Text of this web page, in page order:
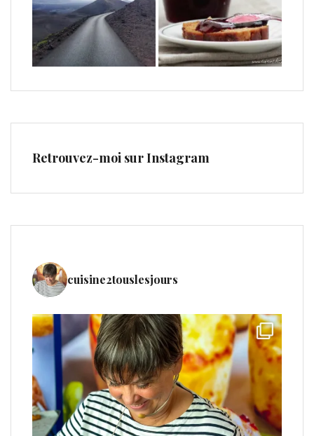
Retrouvez-moi sur Instagram
cuisine2touslesjours